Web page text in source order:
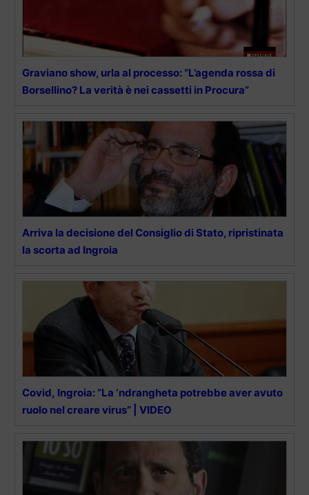
Graviano show, urla al processo: “L’agenda rossa di
Borsellino? La verità è nei cassetti in Procura”
Arriva la decisione del Consiglio di Stato, ripristinata
la scorta ad Ingroia
Covid, Ingroia: “La ‘ndrangheta potrebbe aver avuto
ruolo nel creare virus” | VIDEO